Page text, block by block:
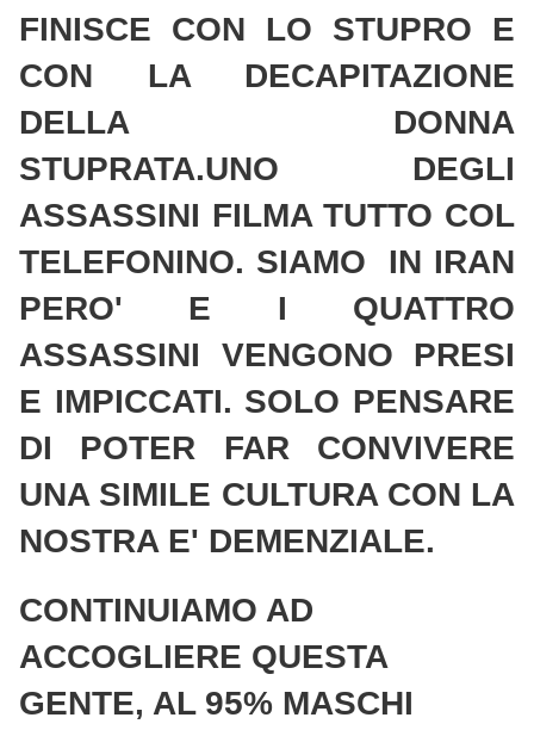
FINISCE CON LO STUPRO E
CON LA DECAPITAZIONE
DELLA DONNA
STUPRATA.UNO DEGLI
ASSASSINI FILMA TUTTO COL
TELEFONINO. SIAMO IN IRAN
PERO' E I QUATTRO
ASSASSINI VENGONO PRESI
E IMPICCATI. SOLO PENSARE
DI POTER FAR CONVIVERE
UNA SIMILE CULTURA CON LA
NOSTRA E' DEMENZIALE.
CONTINUIAMO AD
ACCOGLIERE QUESTA
GENTE, AL 95% MASCHI